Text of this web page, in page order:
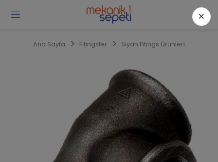
Ana Sayfa Fitingsler Siyah Fitings Ürünleri
×